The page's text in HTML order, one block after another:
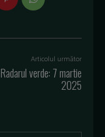
Articolul următor
Radarul verde: 7 martie
2025